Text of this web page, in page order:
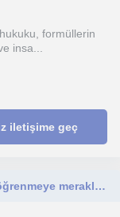
formüllerin
insa...
iletişime geç
İngilizce dersi vermek istiyorum. Dersim öğrenmeye meraklı öğrenciler için olacak.